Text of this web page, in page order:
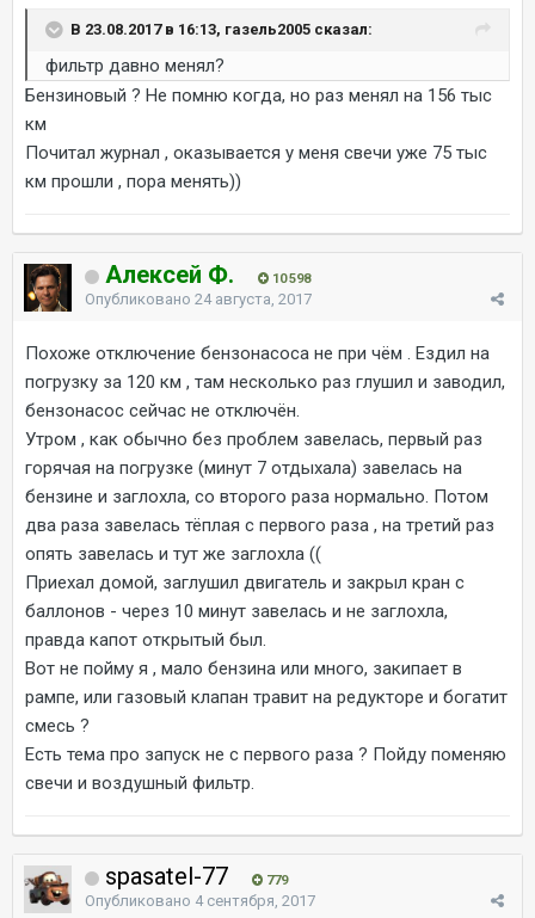
В 23.08.2017 в 16:13, газель2005 сказал:
фильтр давно менял?
Бензиновый ? Не помню когда, но раз менял на 156 тыс
км
Почитал журнал , оказывается у меня свечи уже 75 тыс
км прошли , пора менять))
Алексей Ф. 10 598
Опубликовано 24 августа, 2017
Похоже отключение бензонасоса не при чём . Ездил на
погрузку за 120 км , там несколько раз глушил и заводил,
бензонасос сейчас не отключён.
Утром , как обычно без проблем завелась, первый раз
горячая на погрузке (минут 7 отдыхала) завелась на
бензине и заглохла, со второго раза нормально. Потом
два раза завелась тёплая с первого раза , на третий раз
опять завелась и тут же заглохла ((
Приехал домой, заглушил двигатель и закрыл кран с
баллонов - через 10 минут завелась и не заглохла,
правда капот открытый был.
Вот не пойму я , мало бензина или много, закипает в
рампе, или газовый клапан травит на редукторе и богатит
смесь ?
Есть тема про запуск не с первого раза ? Пойду поменяю
свечи и воздушный фильтр.
spasatel-77 779
Опубликовано 4 сентября, 2017